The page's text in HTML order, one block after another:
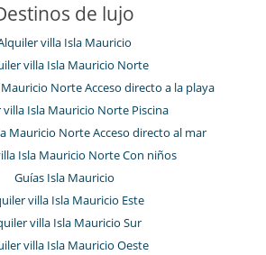
de lujo
villa Isla Mauricio
villa Isla Mauricio Norte
Norte Acceso directo a la playa
Isla Mauricio Norte Piscina
Mauricio Norte Acceso directo al mar
Isla Mauricio Norte Con niños
Guías Isla Mauricio
villa Isla Mauricio Este
villa Isla Mauricio Sur
villa Isla Mauricio Oeste